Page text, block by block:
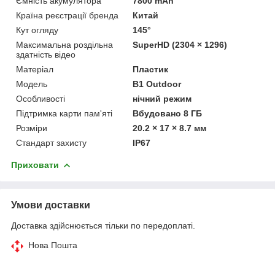
Країна реєстрації бренда
Китай
Кут огляду
145°
Максимальна роздільна
здатність відео
SuperHD (2304 × 1296)
Матеріал
Пластик
Мoдель
B1 Outdoor
Особливості
нічний режим
Підтримка карти пам'яті
Вбудовано 8 ГБ
Розміри
20.2 × 17 × 8.7 мм
Стандарт захисту
IP67
Приховати
Умови доставки
Доставка здійснюється тільки по передоплаті.
Нова Пошта